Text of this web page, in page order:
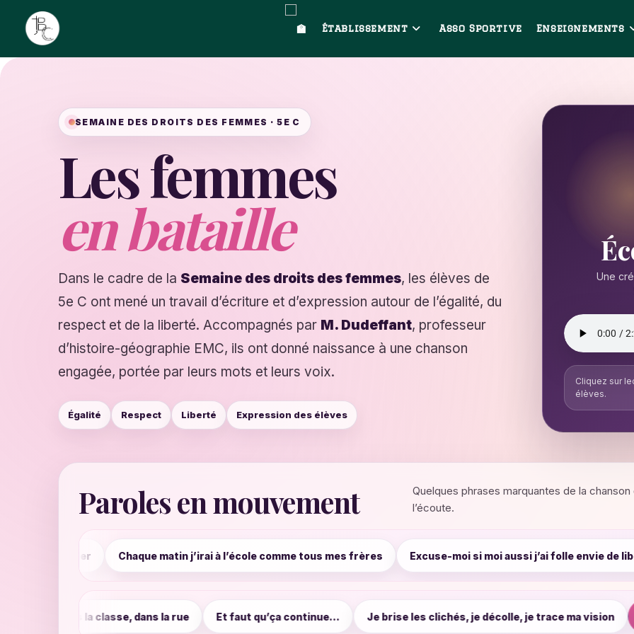
Établissement Asso Sportive Enseignements
SEMAINE DES DROITS DES FEMMES · 5E C
Les femmes
en bataille
Dans le cadre de la Semaine des droits des femmes, les élèves de
5e C ont mené un travail d’écriture et d’expression autour de l’égalité, du
respect et de la liberté. Accompagnés par M. Dudeffant, professeur
d’histoire-géographie EMC, ils ont donné naissance à une chanson
engagée, portée par leurs mots et leurs voix.
Égalité Respect Liberté Expression des élèves
Une
Cliquez sur
élèves.
Paroles en mouvement
Quelques phrases marquantes de la
l’écoute.
Chaque matin j’irai à l’école comme tous mes frères Excuse-moi si moi aussi j’ai folle envie de liberté
droit, même respect, dans la classe, dans la rue Et faut qu’ça continue… Je brise les clichés, je décolle, je